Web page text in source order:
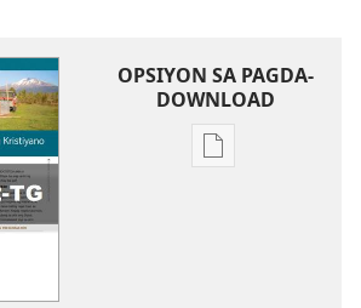
OPSIYON SA PAGDA-
DOWNLOAD
Opsiyon